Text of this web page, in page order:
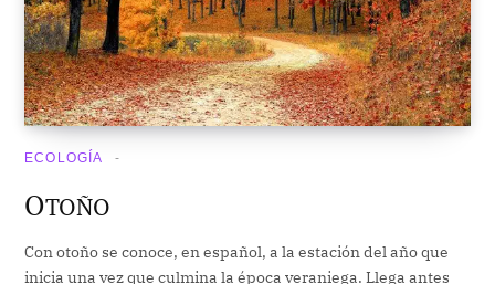
ECOLOGÍA
OTOÑO
Con otoño se conoce, en español, a la estación del año que
inicia una vez que culmina la época veraniega. Llega antes